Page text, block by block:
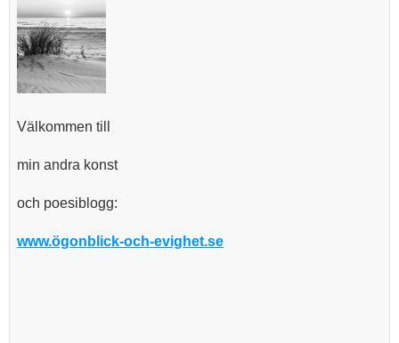
Välkommen till
min andra konst
och poesiblogg:
www.ögonblick-och-evighet.se